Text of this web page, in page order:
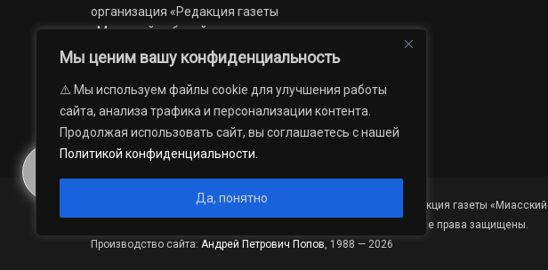
Мы ценим вашу конфиденциальность
⚠️ Мы используем файлы cookie для улучшения работы
сайта, анализа трафика и персонализации контента.
Продолжая использовать сайт, вы соглашаетесь с нашей
Политикой конфиденциальности
Да, понятно
организация «Редакция газеты
«Миасский рабочий»;
Областное государственное
учреждение «Издательский дом
«Губерния».
© 2012 — 2026. Автономная некоммерческая организация «Редакция газеты
государственное учреждение «Издательский дом «Губерния». Все права защищены.
Производство сайта: Андрей Петрович Попов , 1988 — 2026